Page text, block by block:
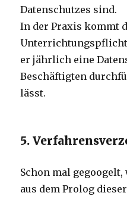
Datenschutzes sind.
In der Praxis kommt
Unterrichtungspflicht
er jährlich eine
Beschäftigten
lässt.
5.
Schon mal
aus dem Prolog